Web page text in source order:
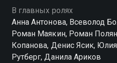
Посмотреть онлайн 1
можете совершенно
качестве на hophop.tv
В главных ролях
Анна Антонова, Всеволод
Роман Маякин, Роман
Копанова, Денис Ясик,
Рутберг, Данила Ариков